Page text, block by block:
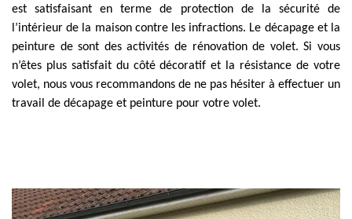
est satisfaisant en terme de protection de la sécurité de
l’intérieur de la maison contre les infractions. Le décapage et la
peinture de sont des activités de rénovation de volet. Si vous
n’êtes plus satisfait du côté décoratif et la résistance de votre
volet, nous vous recommandons de ne pas hésiter à effectuer un
travail de décapage et peinture pour votre volet.